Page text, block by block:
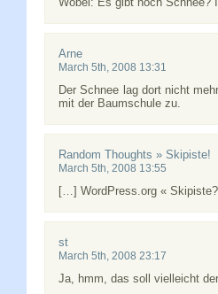
Arne
March 5th, 2008 13:31
Der Schnee lag dort nicht
mit der Baumschule zu.
Random Thoughts » Skipiste!
March 5th, 2008 13:55
[…] WordPress.org «
st
March 5th, 2008 23:17
Ja, hmm, das soll vielleicht